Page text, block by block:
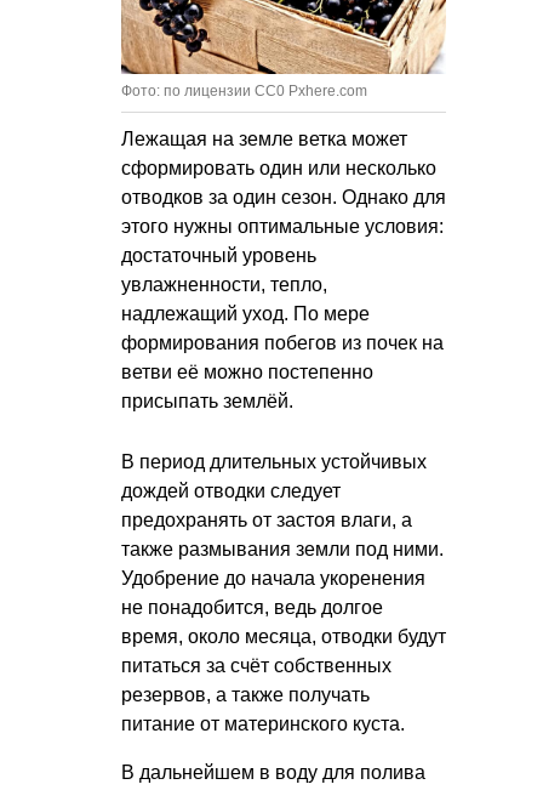
Фото: по лицензии CC0 Pxhere.com
Лежащая на земле ветка может
сформировать один или несколько
отводков за один сезон. Однако для
этого нужны оптимальные условия:
достаточный уровень
увлажненности, тепло,
надлежащий уход. По мере
формирования побегов из почек на
ветви её можно постепенно
присыпать землёй.
В период длительных устойчивых
дождей отводки следует
предохранять от застоя влаги, а
также размывания земли под ними.
Удобрение до начала укоренения
не понадобится, ведь долгое
время, около месяца, отводки будут
питаться за счёт собственных
резервов, а также получать
питание от материнского куста.
В дальнейшем в воду для полива